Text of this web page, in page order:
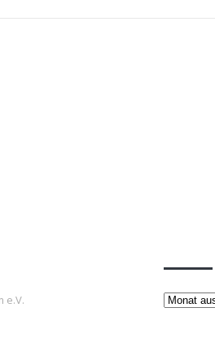
e.V.
Beiträge